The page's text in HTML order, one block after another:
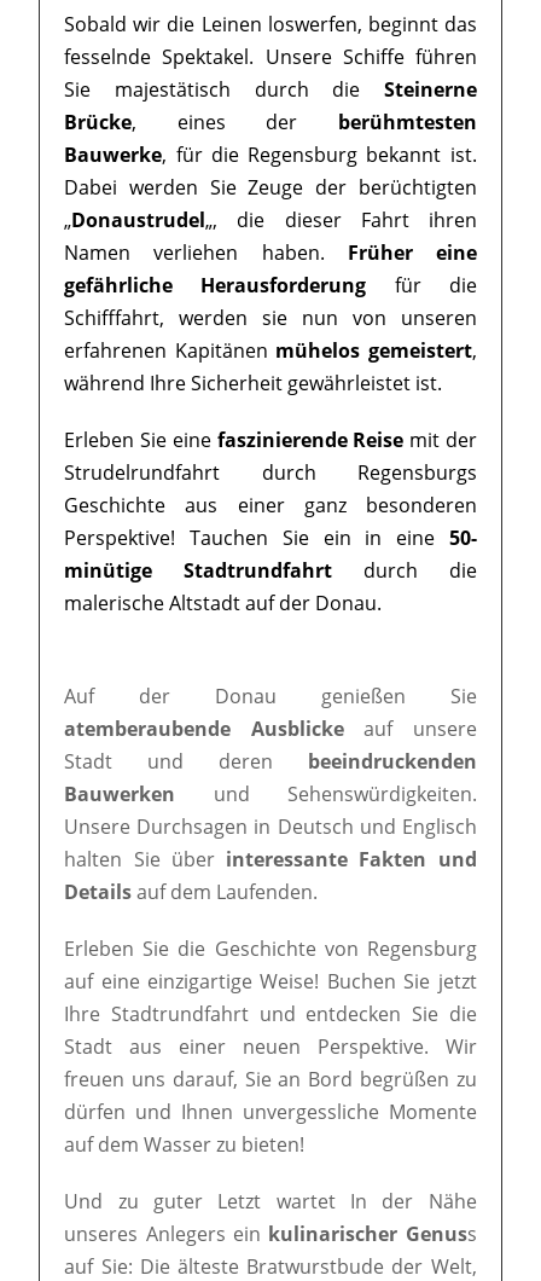
Sobald wir die Leinen loswerfen, beginnt das
fesselnde Spektakel. Unsere Schiffe führen
Sie majestätisch durch die Steinerne
Brücke, eines der berühmtesten
Bauwerke, für die Regensburg bekannt ist.
Dabei werden Sie Zeuge der berüchtigten
„Donaustrudel„, die dieser Fahrt ihren
Namen verliehen haben. Früher eine
gefährliche Herausforderung für die
Schifffahrt, werden sie nun von unseren
erfahrenen Kapitänen mühelos gemeistert,
während Ihre Sicherheit gewährleistet ist.
Erleben Sie eine faszinierende Reise mit der
Strudelrundfahrt durch Regensburgs
Geschichte aus einer ganz besonderen
Perspektive! Tauchen Sie ein in eine 50-
minütige Stadtrundfahrt durch die
malerische Altstadt auf der Donau.
Auf der Donau genießen Sie
atemberaubende Ausblickeauf unsere
Stadt und deren beeindruckenden
Bauwerken und Sehenswürdigkeiten.
Unsere Durchsagen in Deutsch und Englisch
halten Sie über interessante Fakten und
Detailsauf dem Laufenden.
Erleben Sie die Geschichte von Regensburg
auf eine einzigartige Weise! Buchen Sie jetzt
Ihre Stadtrundfahrt und entdecken Sie die
Stadt aus einer neuen Perspektive. Wir
freuen uns darauf, Sie an Bord begrüßen zu
dürfen und Ihnen unvergessliche Momente
auf dem Wasser zu bieten!
Und zu guter Letzt wartet In der Nähe
unseres Anlegers ein kulinarischer Genuss
auf Sie: Die älteste Bratwurstbude der Welt,